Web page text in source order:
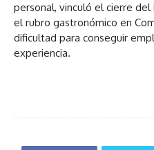
personal, vinculó el cierre del
el rubro gastronómico en
dificultad para conseguir
experiencia.